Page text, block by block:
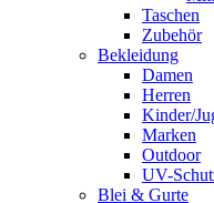
Taschen
Zubehör
Bekleidung
Damen
Herren
Kinder/
Marken
Outdoor
UV-
Blei & Gurte